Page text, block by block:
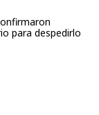
para despedirlo